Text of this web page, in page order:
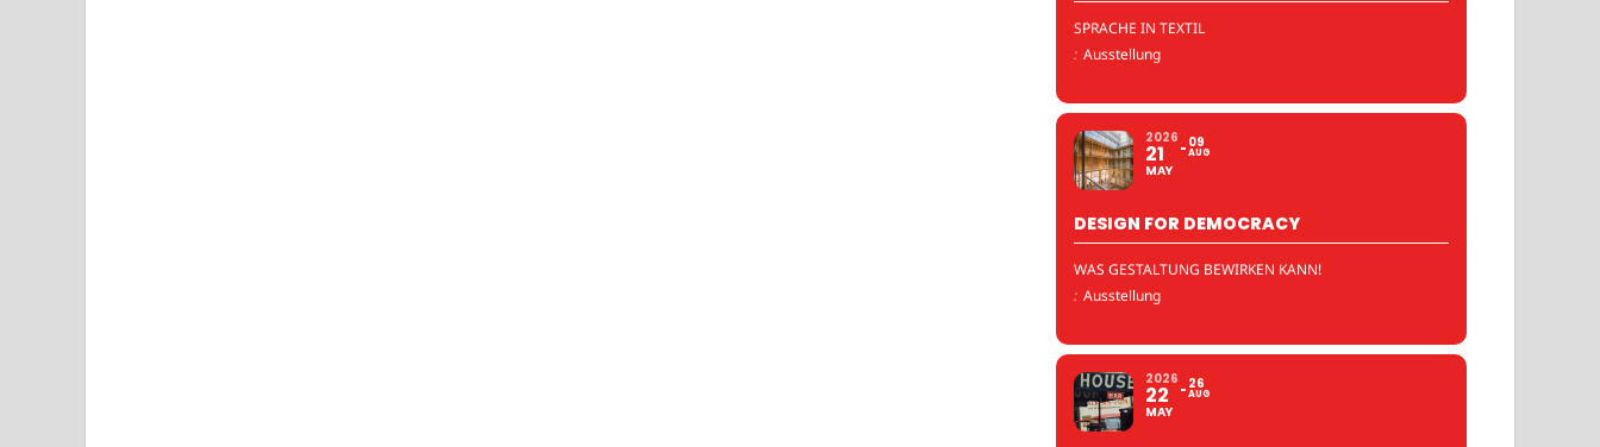
SPRACHE IN TEXTIL
: Ausstellung
2026
21
MAY
09
AUG
DESIGN FOR DEMOCRACY
WAS GESTALTUNG BEWIRKEN KANN!
: Ausstellung
2026
22
MAY
26
AUG